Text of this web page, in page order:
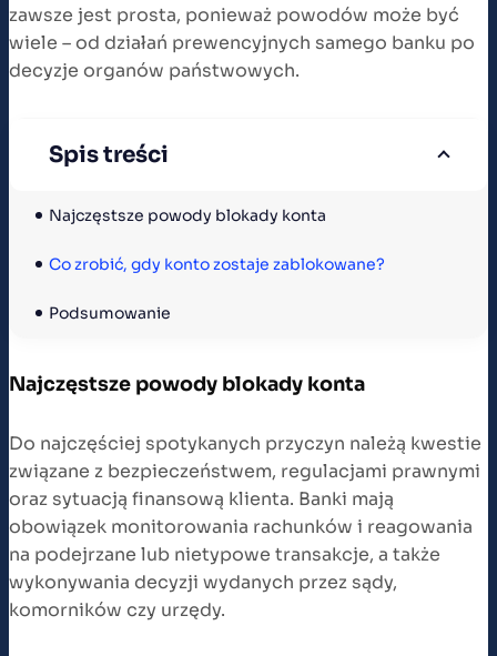
zawsze jest prosta, ponieważ powodów może być
wiele – od działań prewencyjnych samego banku po
decyzje organów państwowych.
Spis treści
Najczęstsze powody blokady konta
Co zrobić, gdy konto zostaje zablokowane?
Podsumowanie
Najczęstsze powody blokady konta
Do najczęściej spotykanych przyczyn należą kwestie
związane z bezpieczeństwem, regulacjami prawnymi
oraz sytuacją finansową klienta. Banki mają
obowiązek monitorowania rachunków i reagowania
na podejrzane lub nietypowe transakcje, a także
wykonywania decyzji wydanych przez sądy,
komorników czy urzędy.